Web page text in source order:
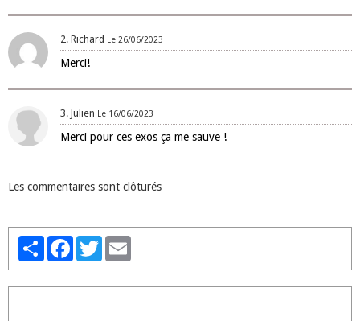
2. Richard Le 26/06/2023
Merci!
3. Julien Le 16/06/2023
Merci pour ces exos ça me sauve !
Les commentaires sont clôturés
PartagerFacebookTwitter